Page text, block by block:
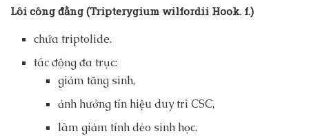
Lôi công đằng (Tripterygium wilfordii Hook. f.)
chứa triptolide.
tác động đa trục:
giảm tăng sinh,
ảnh hưởng tín hiệu duy trì CSC,
làm giảm tính dẻo sinh học.